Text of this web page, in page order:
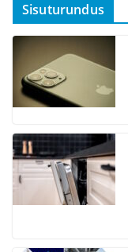
Sisuturundus